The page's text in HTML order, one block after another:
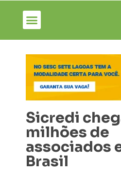
Sicredi
milhões de
associados
Brasil